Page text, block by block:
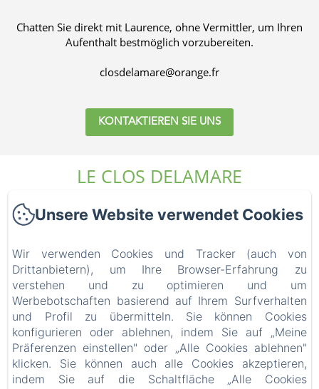
Chatten Sie direkt mit Laurence, ohne Vermittler, um Ihren
Aufenthalt bestmöglich vorzubereiten.
closdelamare@orange.fr
KONTAKTIEREN SIE UNS
LE CLOS DELAMARE
Wer sind wir?
Erfahrungen
Die Umgebung
Zugang und Kontakt
Blog
FAQ
Rechtliche Informationen
Unsere Website verwendet Cookies
Wir verwenden Cookies und Tracker (auch von
Drittanbietern), um Ihre Browser-Erfahrung zu
verstehen und zu optimieren und um
Werbebotschaften basierend auf Ihrem Surfverhalten
und Profil zu übermitteln. Sie können Cookies
konfigurieren oder ablehnen, indem Sie auf „Meine
Präferenzen einstellen" oder „Alle Cookies ablehnen"
klicken. Sie können auch alle Cookies akzeptieren,
indem Sie auf die Schaltfläche „Alle Cookies